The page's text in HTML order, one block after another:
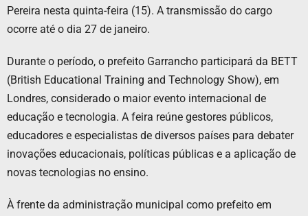
Pereira nesta quinta-feira (15). A transmissão do cargo
ocorre até o dia 27 de janeiro.
Durante o período, o prefeito Garrancho participará da BETT
(British Educational Training and Technology Show), em
Londres, considerado o maior evento internacional de
educação e tecnologia. A feira reúne gestores públicos,
educadores e especialistas de diversos países para debater
inovações educacionais, políticas públicas e a aplicação de
novas tecnologias no ensino.
À frente da administração municipal como prefeito em